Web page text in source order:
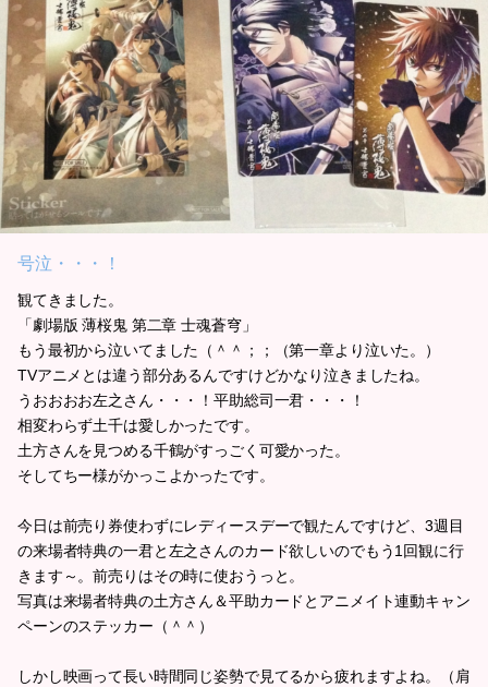
号泣・・・！
観てきました。
「劇場版 薄桜鬼 第二章 士魂蒼穹」
もう最初から泣いてました（＾＾；；（第一章より泣いた。）
TVアニメとは違う部分あるんですけどかなり泣きましたね。
うおおおお左之さん・・・！平助総司一君・・・！
相変わらず土千は愛しかったです。
土方さんを見つめる千鶴がすっごく可愛かった。
そしてちー様がかっこよかったです。
今日は前売り券使わずにレディースデーで観たんですけど、3週目
の来場者特典の一君と左之さんのカード欲しいのでもう1回観に行
きます～。前売りはその時に使おうっと。
写真は来場者特典の土方さん＆平助カードとアニメイト連動キャン
ペーンのステッカー（＾＾）
しかし映画って長い時間同じ姿勢で見てるから疲れますよね。（肩